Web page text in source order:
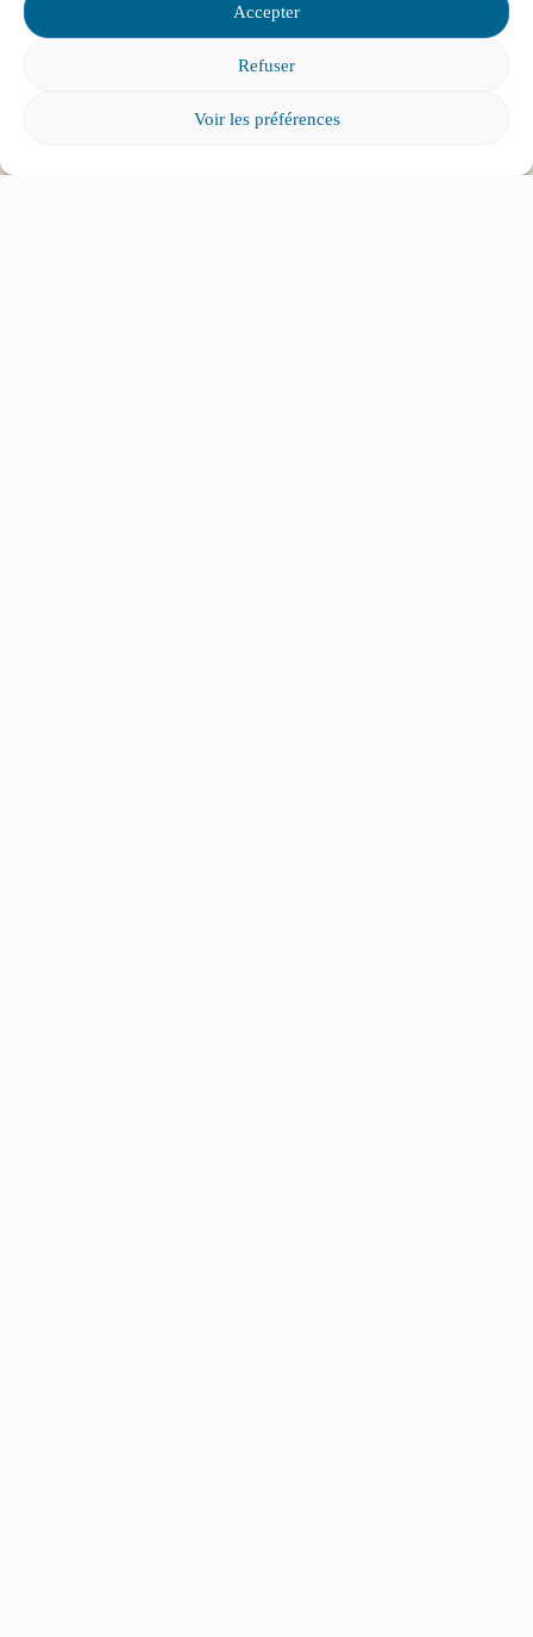
Accepter
Refuser
Voir les préférences
Foire aux questions